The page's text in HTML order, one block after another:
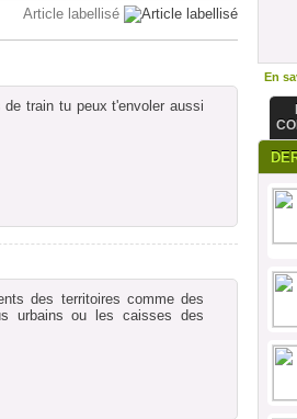
Article labellisé
train tu peux t'envoler aussi
des territoires comme des
urbains ou les caisses des
En